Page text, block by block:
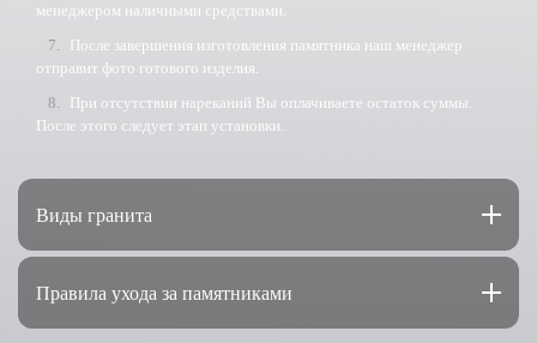
менеджером наличными средствами.
После завершения изготовления памятника наш менеджер
отправит фото готового изделия.
При отсутствии нареканий Вы оплачиваете остаток суммы.
После этого следует этап установки.
Виды гранита
Правила ухода за памятниками